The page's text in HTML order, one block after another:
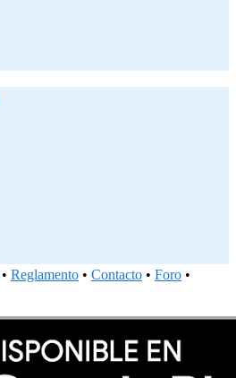
• Reglamento • Contacto • Foro •